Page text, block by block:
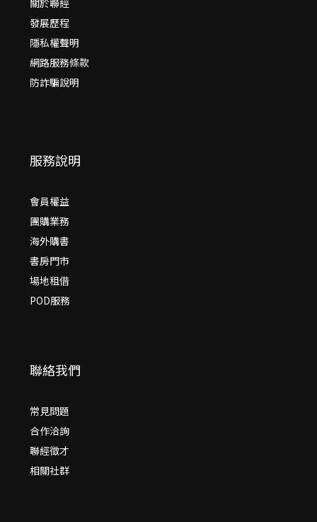
關於聯經
發展歷程
隱私權聲明
網路服務條款
防詐騙說明
服務說明
會員權益
團購業務
海外購書
書房門市
場地租借
POD服務
聯絡我們
常見問題
合作洽詢
聯經徵才
相關社群